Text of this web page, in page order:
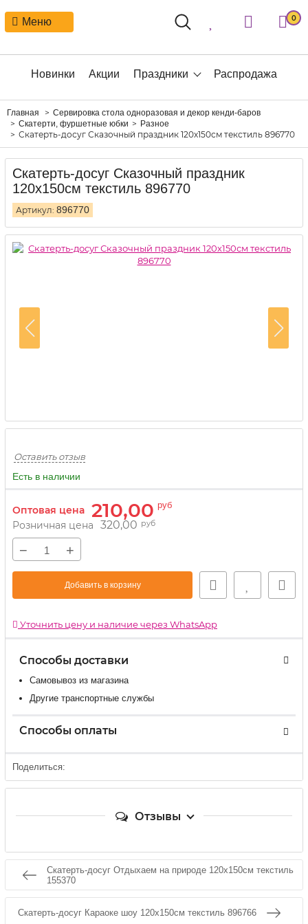
Меню 0
Новинки Акции Праздники Распродажа
Главная
Сервировка стола одноразовая и декор кенди-баров
Скатерти, фуршетные юбки
Разное
Скатерть-досуг Сказочный праздник 120х150см текстиль 896770
Скатерть-досуг Сказочный праздник
120х150см текстиль 896770
Артикул: 896770
Оставить отзыв
Есть в наличии
Оптовая цена 210,00 руб
Розничная цена 320,00 руб
− +
Добавить в корзину
Уточнить цену и наличие через WhatsApp
Способы доставки
Самовывоз из магазина
Другие транспортные службы
Способы оплаты
Поделиться:
Отзывы
Скатерть-досуг Отдыхаем на природе 120х150см текстиль
155370
Скатерть-досуг Караоке шоу 120х150см текстиль 896766